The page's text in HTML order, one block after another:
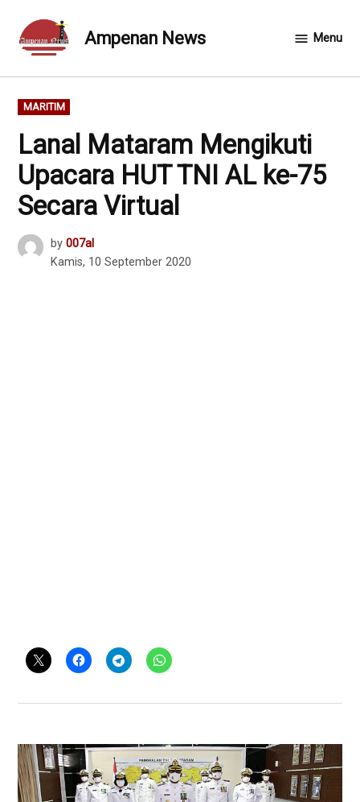
content
Ampenan News Menu
POSTED
IN
MARITIM
Lanal Mataram Mengikuti
Upacara HUT TNI AL ke-75
Secara Virtual
by 007al
Kamis, 10 September 2020